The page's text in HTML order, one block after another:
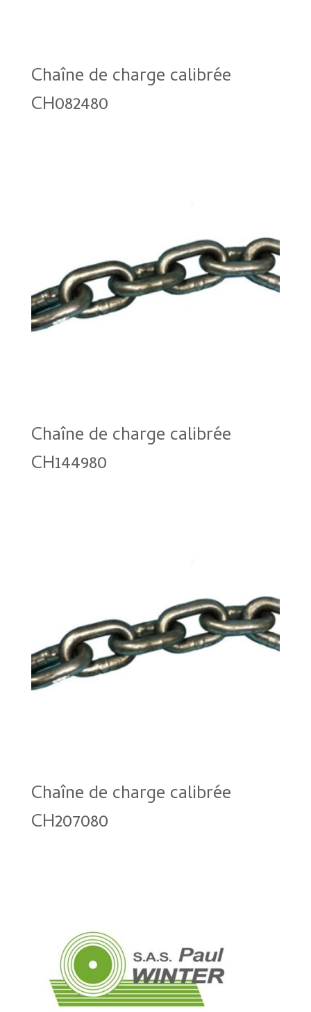
Chaîne de charge calibrée
CH082480
Chaîne de charge calibrée
CH144980
Chaîne de charge calibrée
CH207080